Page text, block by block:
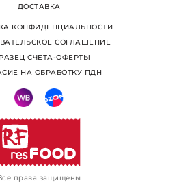
права защищены
ДОСТАВКА
КОНФИДЕНЦИАЛЬНОСТИ
СОГЛАШЕНИЕ
СЧЕТА-ОФЕРТЫ
НА ОБРАБОТКУ ПДН